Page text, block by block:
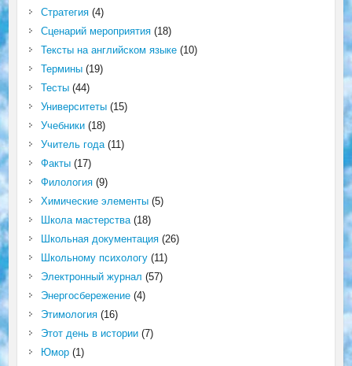
Стратегия(4)
Сценарий мероприятия(18)
Тексты на английском языке(10)
Термины(19)
Тесты(44)
Университеты(15)
Учебники(18)
Учитель года(11)
Факты(17)
Филология(9)
Химические элементы(5)
Школа мастерства(18)
Школьная документация(26)
Школьному психологу(11)
Электронный журнал (57)
Энергосбережение(4)
Этимология(16)
Этот день в истории(7)
Юмор(1)